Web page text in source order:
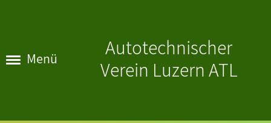
Menü
Autotechnischer
Verein Luzern ATL